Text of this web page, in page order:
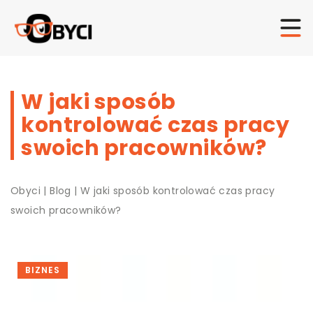
W jaki sposób
kontrolować czas pracy
swoich pracowników?
Obyci |Blog |W jaki sposób kontrolować czas pracy
swoich pracowników?
BIZNES